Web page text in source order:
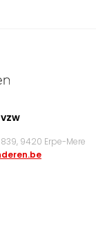
9420 Erpe-Mere